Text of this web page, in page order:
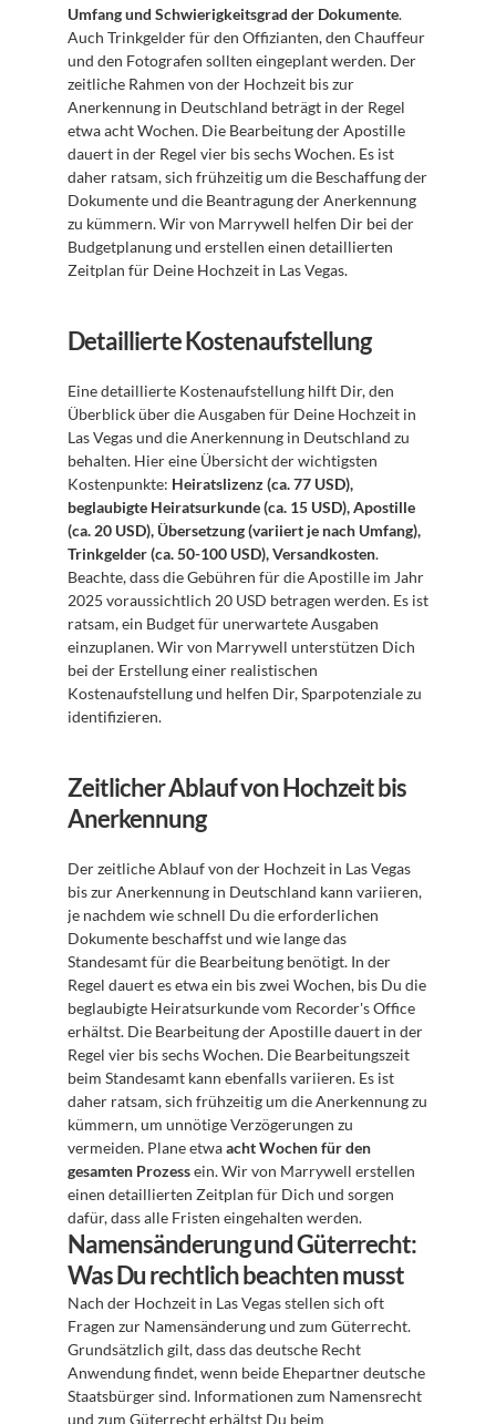
Umfang und Schwierigkeitsgrad der Dokumente.
Auch Trinkgelder für den Offizianten, den Chauffeur
und den Fotografen sollten eingeplant werden. Der
zeitliche Rahmen von der Hochzeit bis zur
Anerkennung in Deutschland beträgt in der Regel
etwa acht Wochen. Die Bearbeitung der Apostille
dauert in der Regel vier bis sechs Wochen. Es ist
daher ratsam, sich frühzeitig um die Beschaffung der
Dokumente und die Beantragung der Anerkennung
zu kümmern. Wir von Marrywell helfen Dir bei der
Budgetplanung und erstellen einen detaillierten
Zeitplan für Deine Hochzeit in Las Vegas.
Detaillierte Kostenaufstellung
Eine detaillierte Kostenaufstellung hilft Dir, den
Überblick über die Ausgaben für Deine Hochzeit in
Las Vegas und die Anerkennung in Deutschland zu
behalten. Hier eine Übersicht der wichtigsten
Kostenpunkte: Heiratslizenz (ca. 77 USD),
beglaubigte Heiratsurkunde (ca. 15 USD), Apostille
(ca. 20 USD), Übersetzung (variiert je nach Umfang),
Trinkgelder (ca. 50-100 USD), Versandkosten.
Beachte, dass die Gebühren für die Apostille im Jahr
2025 voraussichtlich 20 USD betragen werden. Es ist
ratsam, ein Budget für unerwartete Ausgaben
einzuplanen. Wir von Marrywell unterstützen Dich
bei der Erstellung einer realistischen
Kostenaufstellung und helfen Dir, Sparpotenziale zu
identifizieren.
Zeitlicher Ablauf von Hochzeit bis
Anerkennung
Der zeitliche Ablauf von der Hochzeit in Las Vegas
bis zur Anerkennung in Deutschland kann variieren,
je nachdem wie schnell Du die erforderlichen
Dokumente beschaffst und wie lange das
Standesamt für die Bearbeitung benötigt. In der
Regel dauert es etwa ein bis zwei Wochen, bis Du die
beglaubigte Heiratsurkunde vom Recorder's Office
erhältst. Die Bearbeitung der Apostille dauert in der
Regel vier bis sechs Wochen. Die Bearbeitungszeit
beim Standesamt kann ebenfalls variieren. Es ist
daher ratsam, sich frühzeitig um die Anerkennung zu
kümmern, um unnötige Verzögerungen zu
vermeiden. Plane etwa acht Wochen für den
gesamten Prozess ein. Wir von Marrywell erstellen
einen detaillierten Zeitplan für Dich und sorgen
dafür, dass alle Fristen eingehalten werden.
Namensänderung und Güterrecht:
Was Du rechtlich beachten musst
Nach der Hochzeit in Las Vegas stellen sich oft
Fragen zur Namensänderung und zum Güterrecht.
Grundsätzlich gilt, dass das deutsche Recht
Anwendung findet, wenn beide Ehepartner deutsche
Staatsbürger sind. Informationen zum Namensrecht
und zum Güterrecht erhältst Du beim